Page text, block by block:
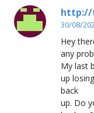
http://
30/08/
Hey
any
My last
up
back
up. Do